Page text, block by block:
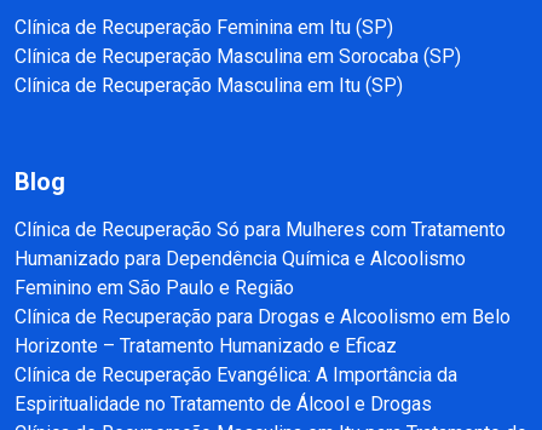
Clínica de Recuperação Feminina em Itu (SP)
Clínica de Recuperação Masculina em Sorocaba (SP)
Clínica de Recuperação Masculina em Itu (SP)
Blog
Clínica de Recuperação Só para Mulheres com Tratamento
Humanizado para Dependência Química e Alcoolismo
Feminino em São Paulo e Região
Clínica de Recuperação para Drogas e Alcoolismo em Belo
Horizonte – Tratamento Humanizado e Eficaz
Clínica de Recuperação Evangélica: A Importância da
Espiritualidade no Tratamento de Álcool e Drogas